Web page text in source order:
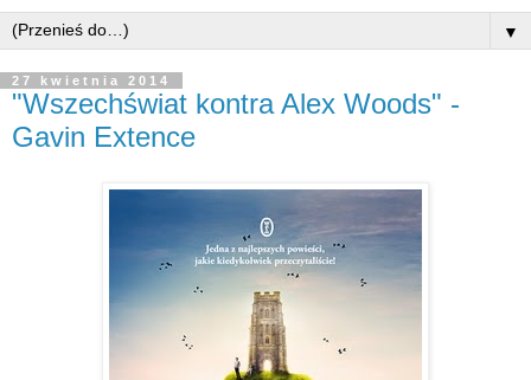
▼
27 kwietnia 2014
"Wszechświat kontra Alex Woods" -
Gavin Extence